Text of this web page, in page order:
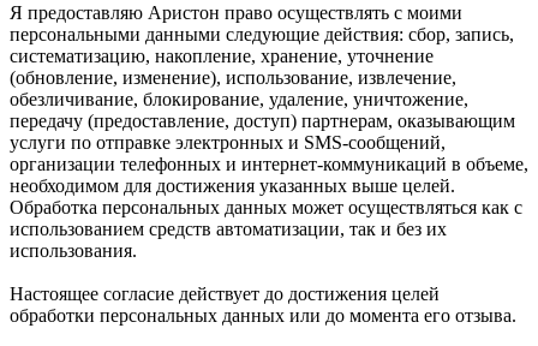
Я предоставляю Аристон право осуществлять с моими
персональными данными следующие действия: сбор, запись,
систематизацию, накопление, хранение, уточнение
(обновление, изменение), использование, извлечение,
обезличивание, блокирование, удаление, уничтожение,
передачу (предоставление, доступ) партнерам, оказывающим
услуги по отправке электронных и SMS‑сообщений,
организации телефонных и интернет‑коммуникаций в объеме,
необходимом для достижения указанных выше целей.
Обработка персональных данных может осуществляться как с
использованием средств автоматизации, так и без их
использования.
Настоящее согласие действует до достижения целей
обработки персональных данных или до момента его отзыва.